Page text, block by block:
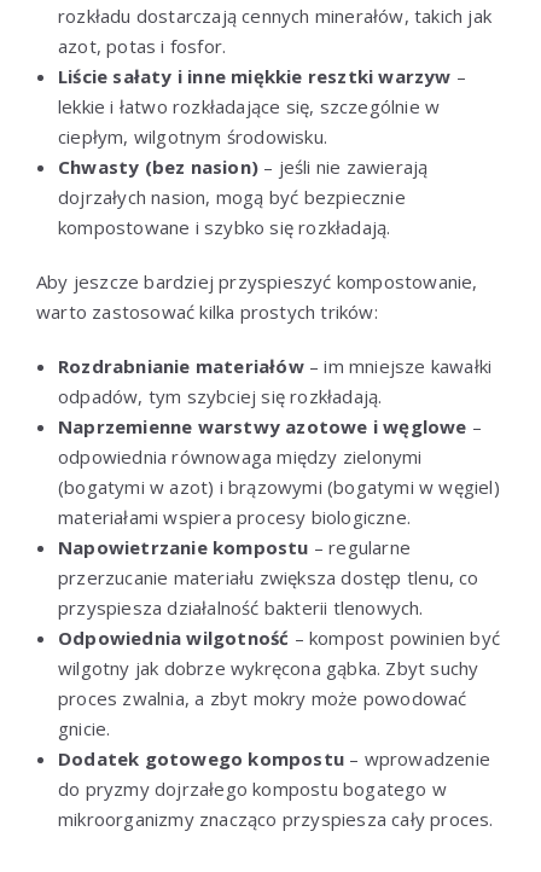
rozkładu dostarczają cennych minerałów, takich jak
azot, potas i fosfor.
Liście sałaty i inne miękkie resztki warzyw –
lekkie i łatwo rozkładające się, szczególnie w
ciepłym, wilgotnym środowisku.
Chwasty (bez nasion) – jeśli nie zawierają
dojrzałych nasion, mogą być bezpiecznie
kompostowane i szybko się rozkładają.
Aby jeszcze bardziej przyspieszyć kompostowanie,
warto zastosować kilka prostych trików:
Rozdrabnianie materiałów– im mniejsze kawałki
odpadów, tym szybciej się rozkładają.
Naprzemienne warstwy azotowe i węglowe –
odpowiednia równowaga między zielonymi
(bogatymi w azot) i brązowymi (bogatymi w węgiel)
materiałami wspiera procesy biologiczne.
Napowietrzanie kompostu – regularne
przerzucanie materiału zwiększa dostęp tlenu, co
przyspiesza działalność bakterii tlenowych.
Odpowiednia wilgotność – kompost powinien być
wilgotny jak dobrze wykręcona gąbka. Zbyt suchy
proces zwalnia, a zbyt mokry może powodować
gnicie.
Dodatek gotowego kompostu – wprowadzenie
do pryzmy dojrzałego kompostu bogatego w
mikroorganizmy znacząco przyspiesza cały proces.